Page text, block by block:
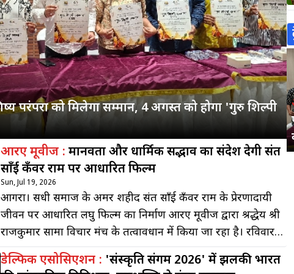
परंपरा को मिलेगा सम्मान, 4 अगस्त को होगा 'गुरु शिल्पी
आरए मूवीज : मानवता और धार्मिक सद्भाव का संदेश देगी संत
साँई कँवर राम पर आधारित फिल्म
Sun, Jul 19, 2026
आगरा। सिंधी समाज के अमर शहीद संत साँई कँवर राम के प्रेरणादायी
जीवन पर आधारित लघु फिल्म का निर्माण आरए मूवीज द्वारा श्रद्धेय श्री
राजकुमार सामा विचार मंच के तत्वावधान में किया जा रहा है। रविवार
को जयपुर हाउस स्थित जय झूलेलाल मंदिर में आयोजित समारोह में
फिल्म का पोस्टर तथा फिल्म के लिए तैयार किए गए दो भक्ति गीतों का
डेल्फिक एसोसिएशन : 'संस्कृति संगम 2026' में झलकी भारत